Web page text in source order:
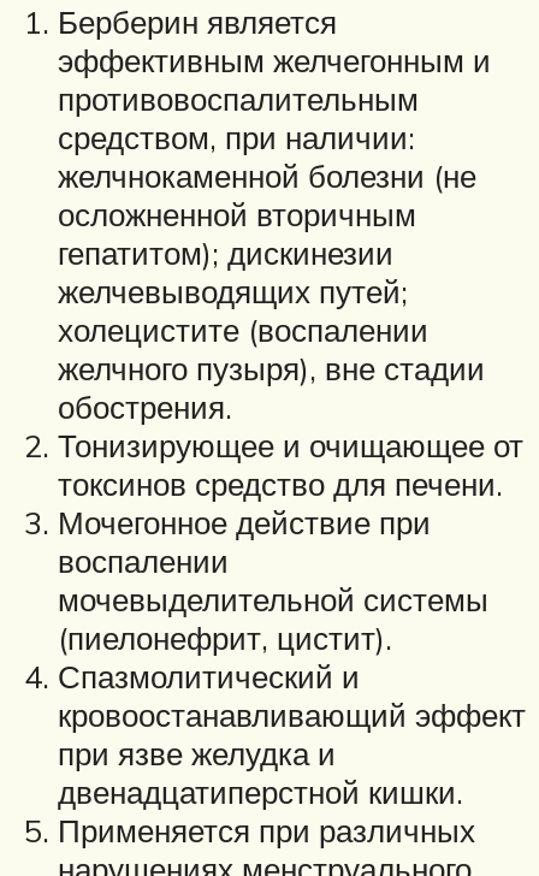
Берберин является
эффективным желчегонным и
противовоспалительным
средством, при наличии:
желчнокаменной болезни (не
осложненной вторичным
гепатитом); дискинезии
желчевыводящих путей;
холецистите (воспалении
желчного пузыря), вне стадии
обострения.
Тонизирующее и очищающее от
токсинов средство для печени.
Мочегонное действие при
воспалении
мочевыделительной системы
(пиелонефрит, цистит).
Спазмолитический и
кровоостанавливающий эффект
при язве желудка и
двенадцатиперстной кишки.
Применяется при различных